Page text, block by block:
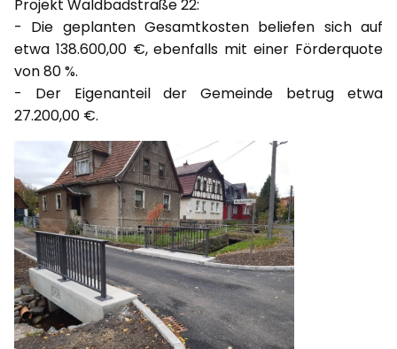
Projekt Waldbadstraße 22:
- Die geplanten Gesamtkosten beliefen sich auf
etwa 138.600,00 €, ebenfalls mit einer Förderquote
von 80 %.
- Der Eigenanteil der Gemeinde betrug etwa
27.200,00 €.